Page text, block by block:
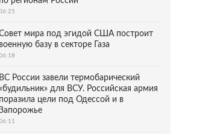
мира под эгидой США построит
военную базу в секторе Газа
ВС России завели термобарический
для ВСУ. Российская армия
поразила цели под Одессой и в